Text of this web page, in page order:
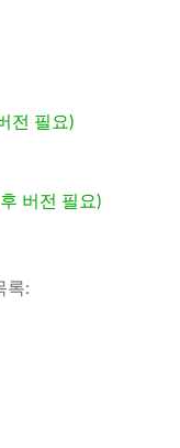
전 필요)
버전 필요)
록: